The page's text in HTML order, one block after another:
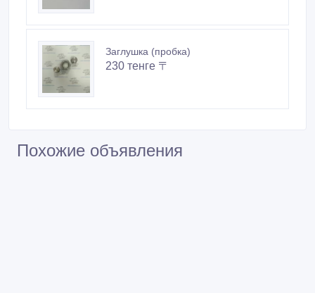
Заглушка (пробка)
230 тенге 〒
Похожие объявления